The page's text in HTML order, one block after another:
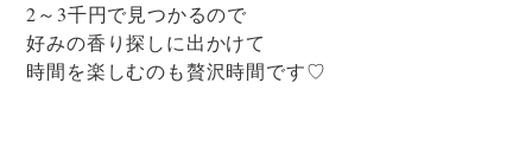
2～3千円で見つかるので
好みの香り探しに出かけて
時間を楽しむのも贅沢時間です♡